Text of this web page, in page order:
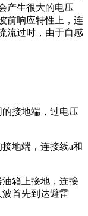
产生很大的电压
前响应特性上，连
流过时，由于自感
接地端，过电压
地端，连接线a和
箱上接地，连接
首先到达避雷